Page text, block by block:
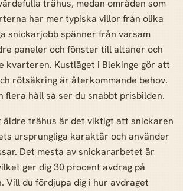
trähus, medan områden som
har mer typiska villor från olika
snickarjobb spänner från varsam
paneler och fönster till altaner och
kvarteren. Kustläget i Blekinge gör att
rötsäkring är återkommande behov.
flera håll så ser du snabbt prisbilden.
äldre trähus är det viktigt att snickaren
ursprungliga karaktär och använder
Det mesta av snickararbetet är
ger dig 30 procent avdrag på
Vill du fördjupa dig i hur avdraget